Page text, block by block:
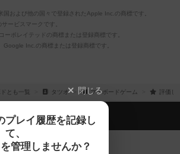
および他の国々で登録されたApple Inc.の商標です。
ービスマークです。
ーポレイテッドの商標または登録商標です。
Inc.の商標または登録商標です。
ドとも一覧 タツオ マイボードゲーム 評価し
閉じる
プレイ履歴を記録し
て、
管理しませんか？
索する